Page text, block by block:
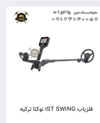
فلزیاب 1ST SWING نوکتا ترکیه